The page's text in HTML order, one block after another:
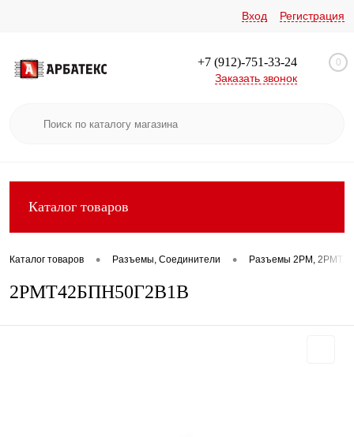
Вход Регистрация
+7 (912)-751-33-24
Заказать звонок
0
Каталог товаров
Каталог товаров • Разъемы, Соединители • Разъемы 2РМ, 2РМТ,
2РМТ42БПН50Г2В1В